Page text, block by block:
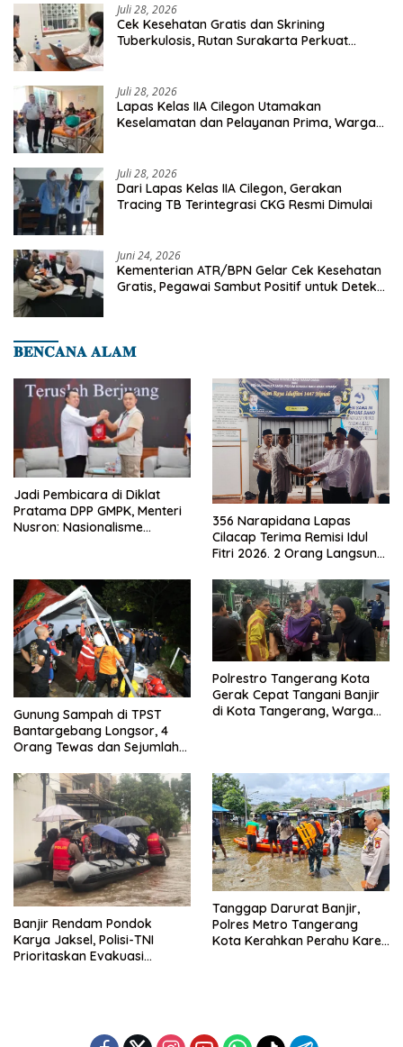
Juli 28, 2026
Cek Kesehatan Gratis dan Skrining
Tuberkulosis, Rutan Surakarta Perkuat
Juli 28, 2026
Lapas Kelas IIA Cilegon Utamakan
Keselamatan dan Pelayanan Prima, Warga
Juli 28, 2026
Dari Lapas Kelas IIA Cilegon, Gerakan
Tracing TB Terintegrasi CKG Resmi Dimulai
Juni 24, 2026
Kementerian ATR/BPN Gelar Cek Kesehatan
Gratis, Pegawai Sambut Positif untuk Deteksi
𝐁𝐄𝐍𝐂𝐀𝐍𝐀 𝐀𝐋𝐀𝐌
Jadi Pembicara di Diklat
Pratama DPP GMPK, Menteri
Nusron: Nasionalisme
356 Narapidana Lapas
Cilacap Terima Remisi Idul
Fitri 2026. 2 Orang Langsung
Gunung Sampah di TPST
Bantargebang Longsor, 4
Orang Tewas dan Sejumlah
Polrestro Tangerang Kota
Gerak Cepat Tangani Banjir
di Kota Tangerang, Warga
Banjir Rendam Pondok
Karya Jaksel, Polisi-TNI
Prioritaskan Evakuasi
Tanggap Darurat Banjir,
Polres Metro Tangerang
Kota Kerahkan Perahu Karet